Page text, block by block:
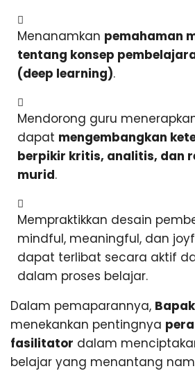
Menanamkan pemahaman
tentang konsep
(deep learning).
Mendorong guru
dapat mengembangkan
berpikir kritis, analitis, dan
murid.
Mempraktikkan desain
mindful, meaningful, dan
dapat terlibat secara aktif
dalam proses belajar.
Dalam pemaparannya,
menekankan pentingnya
fasilitator dalam
belajar yang menantang